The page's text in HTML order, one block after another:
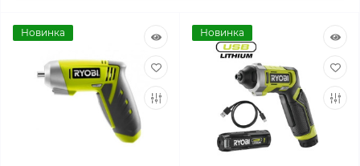
Новинка Новинка